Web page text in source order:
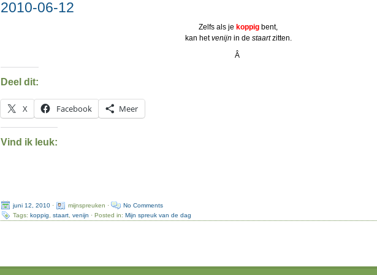
2010-06-12
Zelfs als jekoppig bent,
kan hetvenijn in de staartzitten.
Â
Deel dit:
X Facebook Meer
Vind ik leuk:
juni 12, 2010 · mijnspreuken ·
No Comments
Tags:koppig ,staart ,venijn · Posted in:Mijn spreuk van de dag